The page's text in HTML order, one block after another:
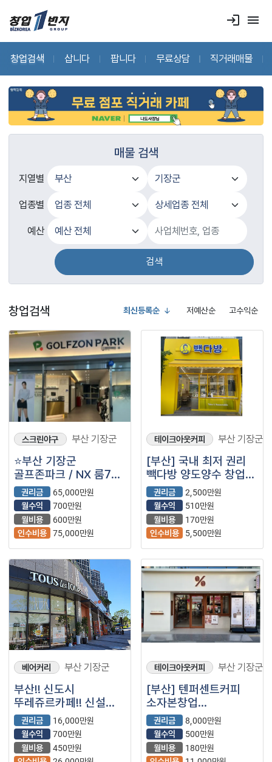
login menu
창업검색 삽니다 팝니다 무료상담 직거래매물
매물 검색
지열별
업종별
예산
검색
창업검색 최신등록순 저예산순 고수익순
스크린야구 부산 기장군
⭐부산 기장군
골프존파크 / NX 룸7개
/ 순익700 / 풀오토
권리금
65,000만원
월수익
700만원
월비용
600만원
인수비용 75,000만원
테이크아웃커피 부산 기장군
[부산] 국내 최저 권리
빽다방 양도양수 창업
(프랜차이즈/저가커피/
카페)
권리금
2,500만원
월수익
510만원
월비용
170만원
인수비용
5,500만원
베어커리 부산 기장군
부산!! 신도시
뚜레쥬르카페!! 신설
2년된 매장 아파트
단지내!! 매출
안정적입니다
권리금
16,000만원
월수익
700만원
월비용
450만원
테이크아웃커피 부산 기장군
[부산] 텐퍼센트커피
소자본창업
(프랜차이즈/저가커피/
카페/)
권리금
8,000만원
월수익
500만원
월비용
180만원